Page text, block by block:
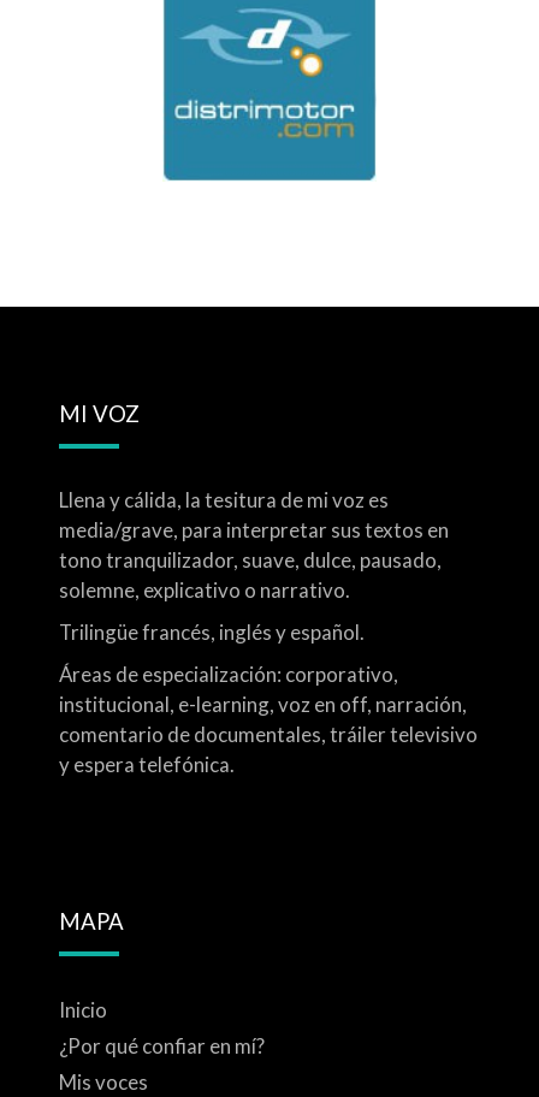
MI VOZ
Llena y cálida, la tesitura de mi voz es
media/grave, para interpretar sus textos en
tono tranquilizador, suave, dulce, pausado,
solemne, explicativo o narrativo.
Trilingüe francés, inglés y español.
Áreas de especialización: corporativo,
institucional, e-learning, voz en off, narración,
comentario de documentales, tráiler televisivo
y espera telefónica.
MAPA
Inicio
¿Por qué confiar en mí?
Mis voces